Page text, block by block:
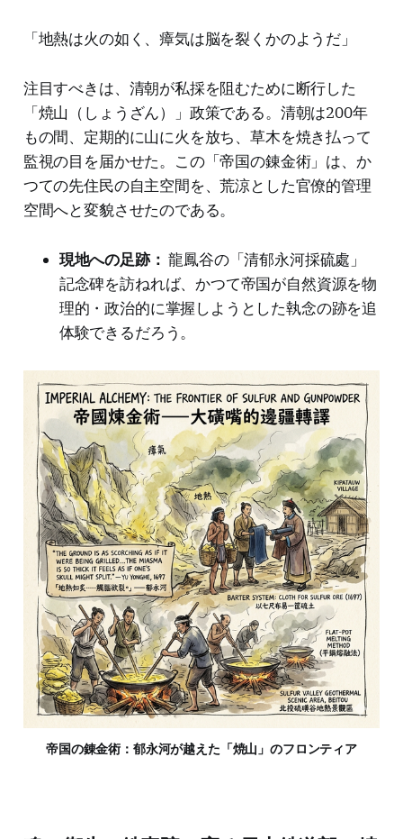
「地熱は火の如く、瘴気は脳を裂くかのようだ」
注目すべきは、清朝が私採を阻むために断行した
「焼山（しょうざん）」政策である。清朝は200年
もの間、定期的に山に火を放ち、草木を焼き払って
監視の目を届かせた。この「帝国の錬金術」は、か
つての先住民の自主空間を、荒涼とした官僚的管理
空間へと変貌させたのである。
現地への足跡： 龍鳳谷の「清郁永河採硫處」
記念碑を訪ねれば、かつて帝国が自然資源を物
理的・政治的に掌握しようとした執念の跡を追
体験できるだろう。
帝国の錬金術：郁永河が越えた「焼山」のフロンティア